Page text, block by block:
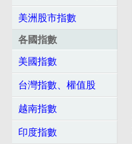
美洲股市指數
各國指數
美國指數
台灣指數、權值股
越南指數
印度指數